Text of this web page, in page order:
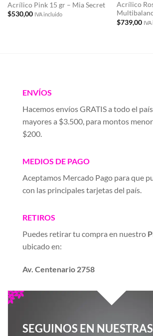
Acrílico Pink 15 gr – Mia Secret
$530,00 IVA incluido
Acrílico
$739,00
ENVÍOS
Hacemos envíos GRATIS a todo el
mayores a $3.500, para montos
$200.
MEDIOS DE PAGO
Aceptamos Mercado Pago para que
con las principales tarjetas del país.
RETIROS
Puedes retirar tu compra en nuestro
ubicado en:
Av. Centenario 2758
SEGUINOS EN NUESTRAS